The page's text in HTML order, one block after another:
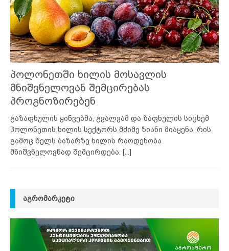
პოლონეთში ხილის მოსავლის
მნიშვნელოვან შემცირებას
პროგნოზირებენ
გაზაფხულის ყინვებმა, გვალვამ და ზაფხულის სიცხემ
პოლონეთის ხილის სექტორს მძიმე ზიანი მიაყენა, რის
გამოც წელს ბაზარზე ხილის რაოდენობა
მნიშვნელოვნად შემცირდება.
[...]
ᲐᲒᲠᲝᲛᲐᲠᲙᲔᲢᲘ